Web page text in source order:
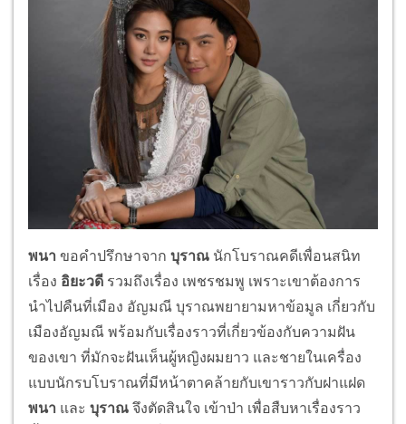
พนา ขอคำปรึกษาจาก บุราณ นักโบราณคดีเพื่อนสนิท
เรื่อง อิยะวดี รวมถึงเรื่อง เพชรชมพู เพราะเขาต้องการ
นำไปคืนที่เมือง อัญมณี บุราณพยายามหาข้อมูล เกี่ยวกับ
เมืองอัญมณี​ พร้อมกับเรื่องราวที่เกี่ยวข้องกับความฝัน
ของเขา ที่มักจะฝันเห็นผู้หญิงผมยาว และชายในเครื่อง
แบบนักรบโบราณที่มีหน้าตาคล้ายกับเขาราวกับฝาแฝด
พนา และ บุราณ จึงตัดสินใจ เข้าป่า เพื่อสืบหาเรื่องราว